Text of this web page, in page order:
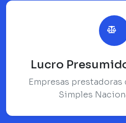
Lucro
Empresas
Simples